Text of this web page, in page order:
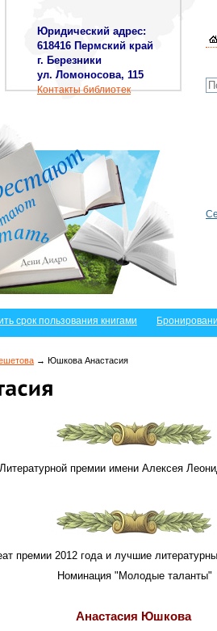
Юридический адрес:
618416 Пермский край
г. Березники
ул. Ломоносова, 115
Контакты библиотек
срок пользования книгами
→ Юшкова Анастасия
премии имени Алексея
премии 2012 года и лучшие
Номинация "Молодые таланты"
Анастасия Юшкова